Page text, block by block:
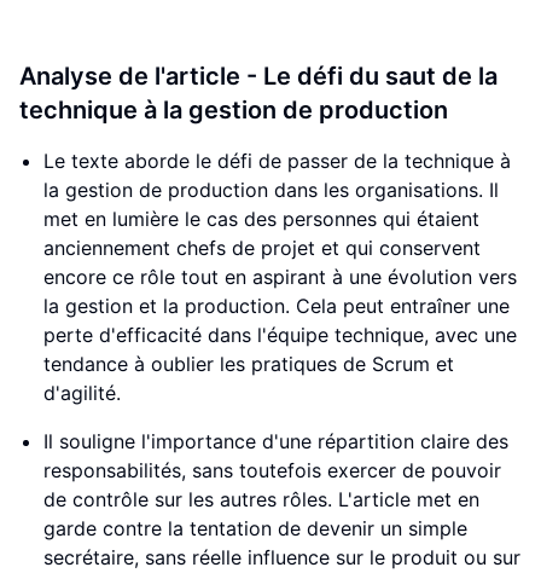
Analyse de l'article - Le défi du saut de la
technique à la gestion de production
Le texte aborde le défi de passer de la technique à
la gestion de production dans les organisations. Il
met en lumière le cas des personnes qui étaient
anciennement chefs de projet et qui conservent
encore ce rôle tout en aspirant à une évolution vers
la gestion et la production. Cela peut entraîner une
perte d'efficacité dans l'équipe technique, avec une
tendance à oublier les pratiques de Scrum et
d'agilité.
Il souligne l'importance d'une répartition claire des
responsabilités, sans toutefois exercer de pouvoir
de contrôle sur les autres rôles. L'article met en
garde contre la tentation de devenir un simple
secrétaire, sans réelle influence sur le produit ou sur